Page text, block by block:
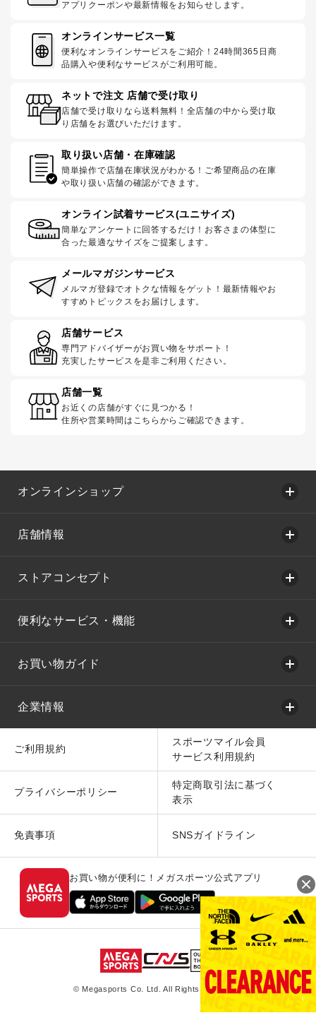
アプリクーポンや最新情報をお知らせします。
オンラインサービス一覧
便利なオンラインサービスをご紹介！24時間365日商
品購入や便利なサービスがご利用可能。
ネットで注文 店舗で受け取り
店舗で受け取りなら送料無料！全店舗の中から受け取
り店舗をお選びいただけます。
取り扱い店舗・在庫確認
簡単操作で店舗在庫状況がわかる！ご希望商品の在庫
や取り扱い店舗の確認ができます。
オンライン試着サービス(ユニサイズ)
簡単なアンケートに回答するだけ！お客さまの体型に
合った最適なサイズをご提案します。
メールマガジンサービス
メルマガ登録でオトクな情報をゲット！最新情報やお
すすめトピックスをお届けします。
店舗サービス
専門アドバイザーがお買い物をサポート！
充実したサービスを是非ご利用ください。
店舗一覧
お近くの店舗がすぐに見つかる！
住所や営業時間はこちらからご確認できます。
オンラインショップ
店舗情報
ストアコンセプト
便利なサービス・機能
お買い物ガイド
企業情報
ご利用規約
スポーツマイル会員
サービス利用規約
プライバシーポリシー
特定商取引法に基づく
表示
免責事項 SNSガイドライン
お買い物が便利に！メガスポーツ公式アプリ
© Megasports Co. Ltd. All Rights Reserved.